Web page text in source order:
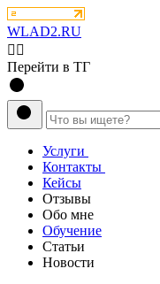
WLAD2.RU
💁‍♂️
Перейти в ТГ
Услуги
Контакты
Кейсы
Отзывы
Обо мне
Обучение
Статьи
Новости